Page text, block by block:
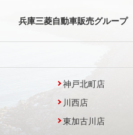
兵庫三菱自動車販売グループ
神戸北町店
川西店
東加古川店